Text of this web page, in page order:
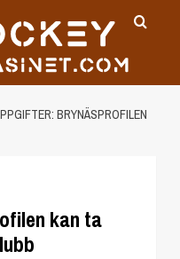
BRYNÄSPROFILEN
kan ta